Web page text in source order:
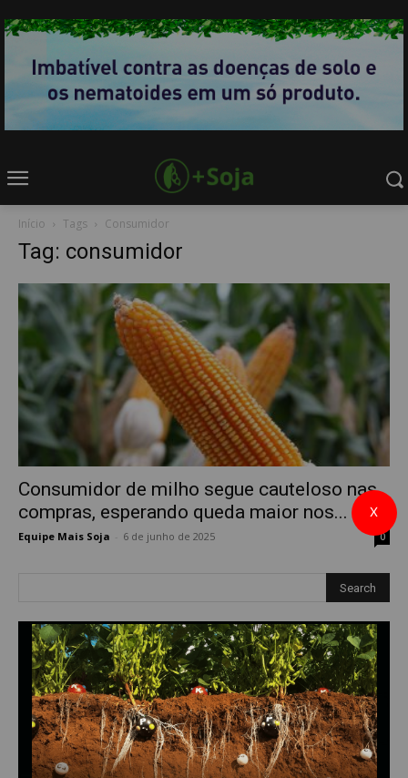
Início Tags Consumidor
Tag: consumidor
Consumidor de milho segue cauteloso nas
compras, esperando queda maior nos...
Equipe Mais Soja 6 de junho de 2025 0
X